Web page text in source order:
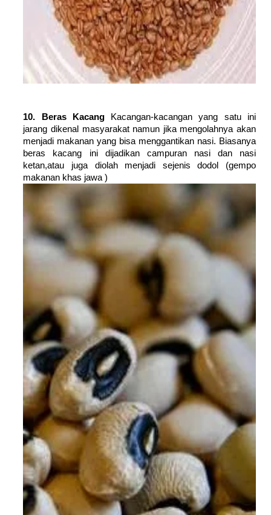
10. Beras Kacang Kacangan-kacangan yang satu ini
jarang dikenal masyarakat namun jika mengolahnya akan
menjadi makanan yang bisa menggantikan nasi. Biasanya
beras kacang ini dijadikan campuran nasi dan nasi
ketan,atau juga diolah menjadi sejenis dodol (gempo
makanan khas jawa )